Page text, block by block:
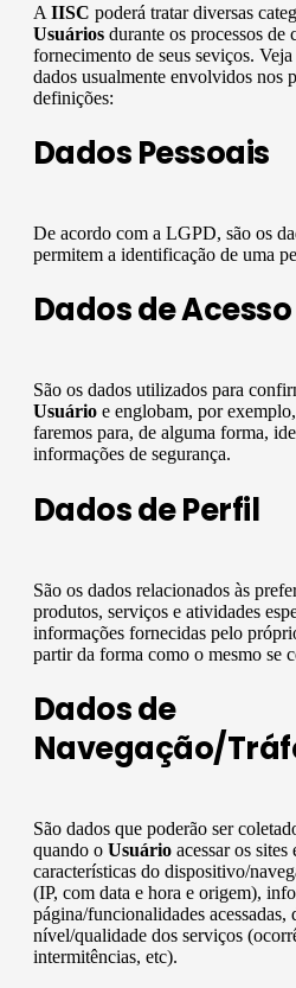
A IISC poderá tratar diversas
Usuários durante os processos de
fornecimento de seus seviços.
dados usualmente envolvidos nos
definições:
Dados Pessoais
De acordo com a LGPD, são os
permitem a identificação de uma
Dados de Acesso
São os dados utilizados para
Usuário e englobam, por
faremos para, de alguma forma,
informações de segurança.
Dados de Perfil
São os dados relacionados às
produtos, serviços e atividades
informações fornecidas pelo
partir da forma como o mesmo se
Dados de
Navegação/
São dados que poderão ser
quando o Usuário acessar os
características do dispositivo/
(IP, com data e hora e origem),
página/funcionalidades acessadas,
nível/qualidade dos serviços
intermitências, etc).